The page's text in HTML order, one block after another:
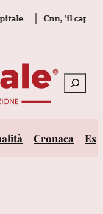
Cnn, 'il capo
Cerca
Cronaca